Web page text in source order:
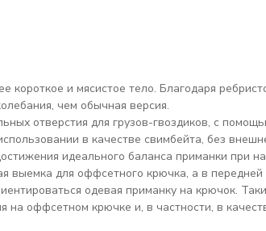
короткое и мясистое тело. Благодаря
чем обычная версия.
отверстия для грузов-гвоздиков, с
в качестве свимбейта, без
идеального баланса приманки при
выемка для оффсетного крючка, а в
одевая приманку на крючок.
на оффсетном крючке и, в частности, в